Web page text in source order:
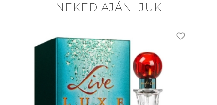
NEKED AJÁNLJUK